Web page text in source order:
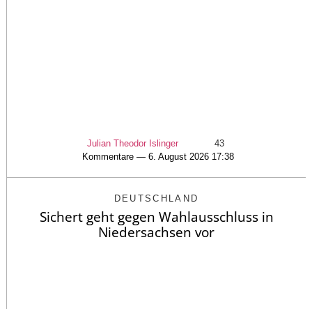
Julian Theodor Islinger
43
Kommentare — 6. August 2026 17:38
DEUTSCHLAND
Sichert geht gegen Wahlausschluss in
Niedersachsen vor